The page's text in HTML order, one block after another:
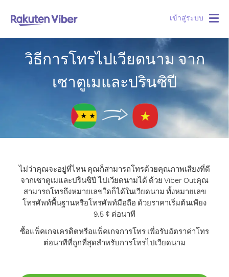
เข้าสู่ระบบ
วิธีการโทรไปเวียดนาม จาก
เซาตูเมและปรินซิปี
ไม่ว่าคุณจะอยู่ที่ไหน คุณก็สามารถโทรด้วยคุณภาพเสียงที่ดี
จากเซาตูเมและปรินซิปี ไปเวียดนามได้ ด้วย Viber Outคุณ
สามารถโทรถึงหมายเลขใดก็ได้ในเวียดนาม ทั้งหมายเลข
โทรศัพท์พื้นฐานหรือโทรศัพท์มือถือ ด้วยราคาเริ่มต้นเพียง
9.5 ¢ ต่อนาที
ซื้อแพ็คเกจเครดิตหรือแพ็คเกจการโทร เพื่อรับอัตราค่าโทร
ต่อนาทีที่ถูกที่สุดสำหรับการโทรไปเวียดนาม